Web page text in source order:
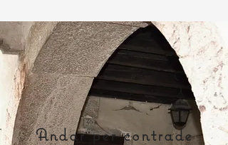
Andar per contrade